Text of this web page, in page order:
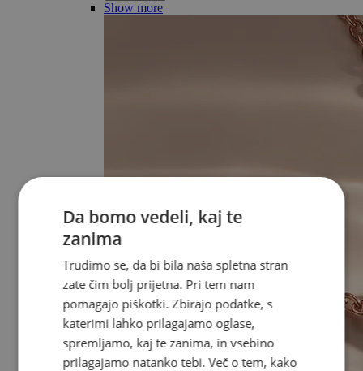
Show more
Da bomo vedeli, kaj te
zanima
Trudimo se, da bi bila naša spletna stran
zate čim bolj prijetna. Pri tem nam
pomagajo piškotki. Zbirajo podatke, s
katerimi lahko prilagajamo oglase,
spremljamo, kaj te zanima, in vsebino
prilagajamo natanko tebi. Več o tem, kako